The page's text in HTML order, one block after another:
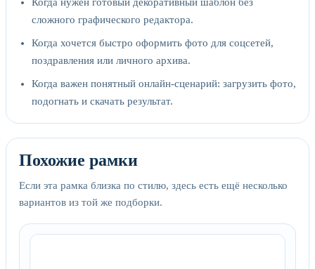
сложного графического редактора.
Когда хочется быстро оформить фото для соцсетей,
поздравления или личного архива.
Когда важен понятный онлайн-сценарий: загрузить фото,
подогнать и скачать результат.
Похожие рамки
Если эта рамка близка по стилю, здесь есть ещё несколько
вариантов из той же подборки.